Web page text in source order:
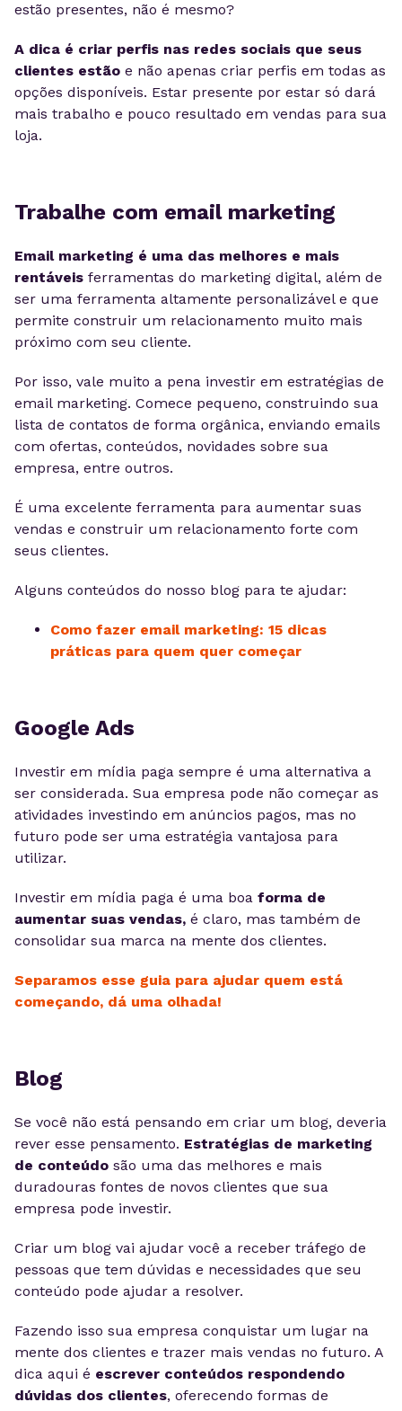
estão presentes, não é mesmo?
A dica é criar perfis nas redes sociais que seus
clientes estão e não apenas criar perfis em todas as
opções disponíveis. Estar presente por estar só dará
mais trabalho e pouco resultado em vendas para sua
loja.
Trabalhe com email marketing
Email marketing é uma das melhores e mais
rentáveis ferramentas do marketing digital, além de
ser uma ferramenta altamente personalizável e que
permite construir um relacionamento muito mais
próximo com seu cliente.
Por isso, vale muito a pena investir em estratégias de
email marketing. Comece pequeno, construindo sua
lista de contatos de forma orgânica, enviando emails
com ofertas, conteúdos, novidades sobre sua
empresa, entre outros.
É uma excelente ferramenta para aumentar suas
vendas e construir um relacionamento forte com
seus clientes.
Alguns conteúdos do nosso blog para te ajudar:
Como fazer email marketing: 15 dicas
práticas para quem quer começar
Google Ads
Investir em mídia paga sempre é uma alternativa a
ser considerada. Sua empresa pode não começar as
atividades investindo em anúncios pagos, mas no
futuro pode ser uma estratégia vantajosa para
utilizar.
Investir em mídia paga é uma boa forma de
aumentar suas vendas, é claro, mas também de
consolidar sua marca na mente dos clientes.
Separamos esse guia para ajudar quem está
começando, dá uma olhada!
Blog
Se você não está pensando em criar um blog, deveria
rever esse pensamento. Estratégias de marketing
de conteúdo são uma das melhores e mais
duradouras fontes de novos clientes que sua
empresa pode investir.
Criar um blog vai ajudar você a receber tráfego de
pessoas que tem dúvidas e necessidades que seu
conteúdo pode ajudar a resolver.
Fazendo isso sua empresa conquistar um lugar na
mente dos clientes e trazer mais vendas no futuro. A
dica aqui é escrever conteúdos respondendo
dúvidas dos clientes, oferecendo formas de